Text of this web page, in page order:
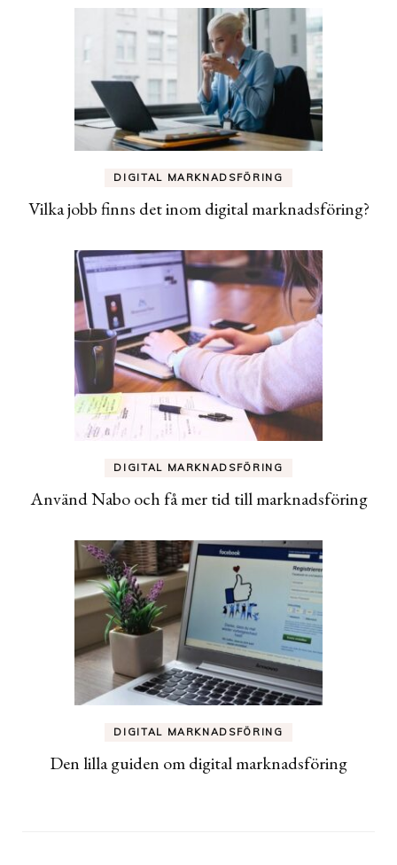
DIGITAL MARKNADSFÖRING
Vilka jobb finns det inom digital marknadsföring?
DIGITAL MARKNADSFÖRING
Använd Nabo och få mer tid till marknadsföring
DIGITAL MARKNADSFÖRING
Den lilla guiden om digital marknadsföring